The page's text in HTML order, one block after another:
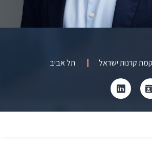
קרנות ישראל תל אביב
לחץ
כדי
להוריד
לחץ
כדי
לעבור